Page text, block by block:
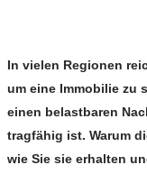
In vielen Regionen
um eine Immobilie zu
einen belastbaren
tragfähig ist. Warum
wie Sie sie erhalten